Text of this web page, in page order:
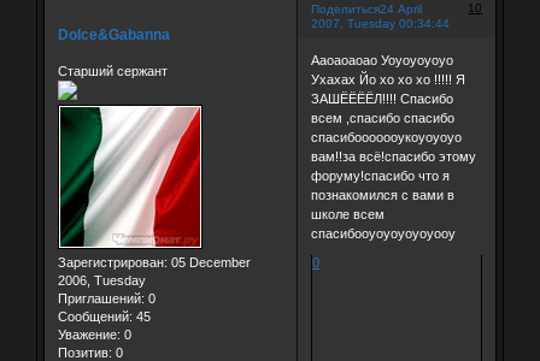
Поделиться 10
24 April
2007, Tuesday 00:34:44
Dolce&Gabanna
Старший сержант
Зарегистрирован: 05 December
2006, Tuesday
Приглашений: 0
Сообщений: 45
Уважение: 0
Позитив: 0
Ааоаоаоао Уоуоуоуоуо
Ухахах Йо хо хо хо !!!!! Я
ЗАШЁЁЁЁЛ!!!! Спасибо
всем ,спасибо спасибо
спасибооооооукоуоуоуо
вам!!за всё!спасибо этому
форуму!спасибо что я
познакомился с вами в
школе всем
спасибооуоуоуоуоуооу
0